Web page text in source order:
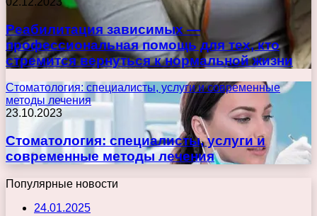
Реабилитация зависимых —
профессиональная помощь для тех, кто
стремится вернуться к нормальной жизни
Стоматология: специалисты, услуги и современные
методы лечения
23.10.2023
Стоматология: специалисты, услуги и
современные методы лечения
Популярные новости
24.01.2025